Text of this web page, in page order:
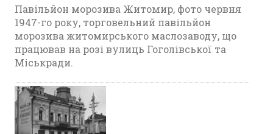
Павільйон морозива Житомир, фото червня
1947-го року, торговельний павільйон
морозива житомирського маслозаводу, що
працював на розі вулиць Гоголівської та
Міськради.